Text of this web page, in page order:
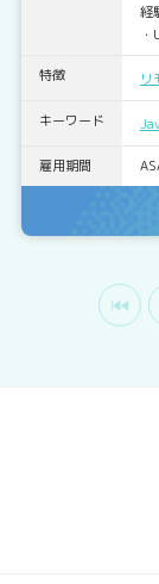
経
特徴 リ
キーワード
雇用期間